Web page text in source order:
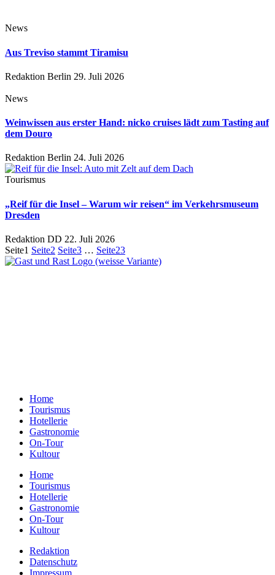
News
Aus Treviso stammt Tiramisu
Redaktion Berlin 29. Juli 2026
News
Weinwissen aus erster Hand: nicko cruises lädt zum Tasting auf
dem Douro
Redaktion Berlin 24. Juli 2026
Tourismus
„Reif für die Insel – Warum wir reisen“ im Verkehrsmuseum
Dresden
Redaktion DD 22. Juli 2026
Seite1 Seite2 Seite3 … Seite23
Home
Tourismus
Hotellerie
Gastronomie
On-Tour
Kultour
Home
Tourismus
Hotellerie
Gastronomie
On-Tour
Kultour
Redaktion
Datenschutz
Impressum